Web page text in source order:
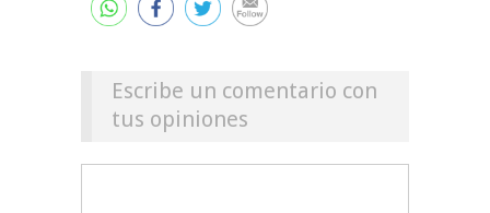
Escribe un comentario con
tus opiniones